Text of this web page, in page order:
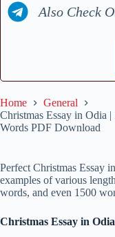
Also Check
Home
General
Christmas Essay in Odia
Words PDF Download
Perfect Christmas Essay
examples of various
words, and even 1500
Christmas Essay in